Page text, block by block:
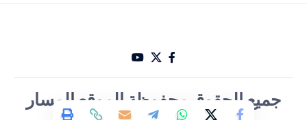
جميع الحقوق محف وظة الموقع المسار